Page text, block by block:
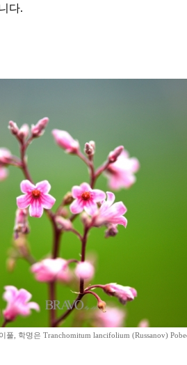
다.
, 학명은 Tranchomitum lancifolium (Russanov)